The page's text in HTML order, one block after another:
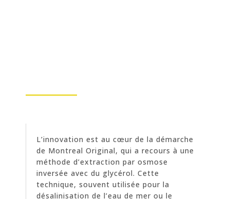
L’innovation est au cœur de la démarche
de Montreal Original, qui a recours à une
méthode d’extraction par osmose
inversée avec du glycérol. Cette
technique, souvent utilisée pour la
désalinisation de l’eau de mer ou le